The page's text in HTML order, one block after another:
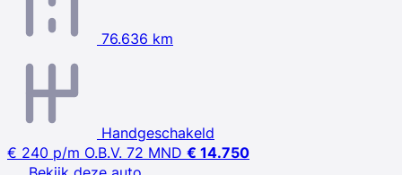
76.636 km
Handgeschakeld
€ 240 p/m O.B.V. 72 MND € 14.750